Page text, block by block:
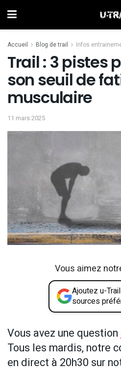
Accueil Blog de trail Infos
Trail : 3 pistes
son seuil de
musculaire
11 mars 2025
Vous aimez
Ajoutez u-
sources
Vous avez une question
Tous les mardis, notre
en direct à 20h30 sur